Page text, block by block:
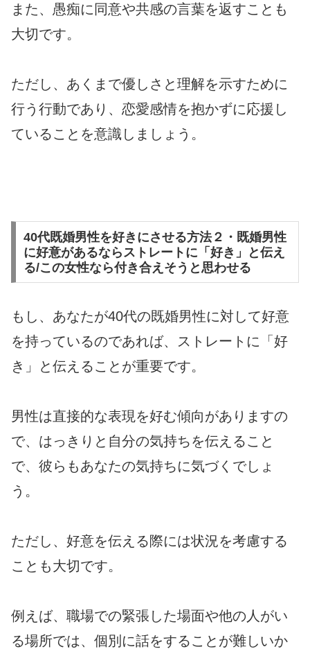
また、愚痴に同意や共感の言葉を返すことも
大切です。
ただし、あくまで優しさと理解を示すために
行う行動であり、恋愛感情を抱かずに応援し
ていることを意識しましょう。
40代既婚男性を好きにさせる方法２・既婚男性
に好意があるならストレートに「好き」と伝え
る/この女性なら付き合えそうと思わせる
もし、あなたが40代の既婚男性に対して好意
を持っているのであれば、ストレートに「好
き」と伝えることが重要です。
男性は直接的な表現を好む傾向がありますの
で、はっきりと自分の気持ちを伝えること
で、彼らもあなたの気持ちに気づくでしょ
う。
ただし、好意を伝える際には状況を考慮する
ことも大切です。
例えば、職場での緊張した場面や他の人がい
る場所では、個別に話をすることが難しいか